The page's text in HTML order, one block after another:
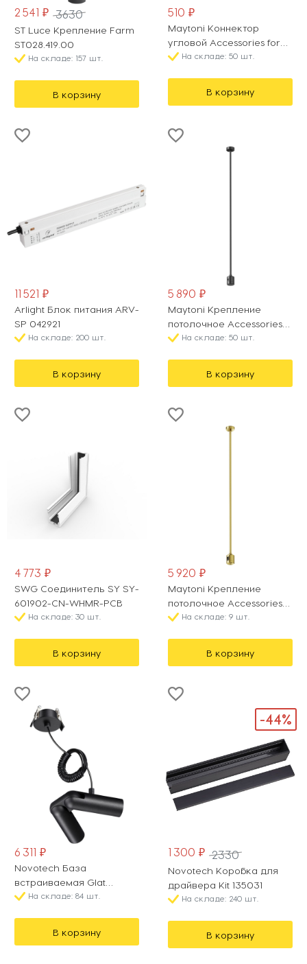
2 541 ₽ 3630
ST Luce Крепление Farm
ST028.419.00
На складе: 157 шт.
В корзину
510 ₽
Maytoni Коннектор
угловой Accessories for
tracks S35 TRA004CL-22B
На складе: 50 шт.
В корзину
11 521 ₽
Arlight Блок питания ARV-
SP 042921
На складе: 200 шт.
В корзину
5 890 ₽
Maytoni Крепление
потолочное Accessories
for tracks Flarity TRA159C-
На складе: 50 шт.
В корзину
4 773 ₽
SWG Соединитель SY SY-
601902-CN-WHMR-PCB
На складе: 30 шт.
В корзину
5 920 ₽
Maytoni Крепление
потолочное Accessories
for tracks Flarity TRA159C-
На складе: 9 шт.
В корзину
6 311 ₽
Novotech База
встраиваемая Glat
359386
На складе: 84 шт.
В корзину
-44%
1 300 ₽ 2330
Novotech Коробка для
драйвера Kit 135031
На складе: 240 шт.
В корзину